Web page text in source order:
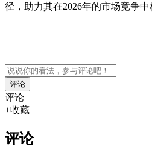
径，助力其在2026年的市场竞争中
评论
+收藏
评论